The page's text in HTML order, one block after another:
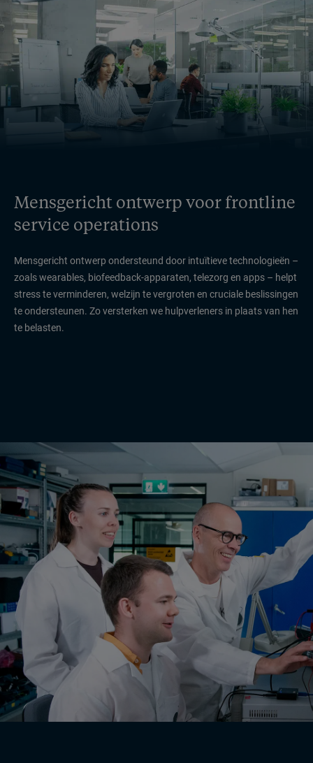
Mensgericht ontwerp voor frontline
service operations
Mensgericht ontwerp ondersteund door intuïtieve technologieën –
zoals wearables, biofeedback-apparaten, telezorg en apps – helpt
stress te verminderen, welzijn te vergroten en cruciale beslissingen
te ondersteunen. Zo versterken we hulpverleners in plaats van hen
te belasten.